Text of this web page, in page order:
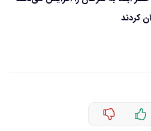
کردند